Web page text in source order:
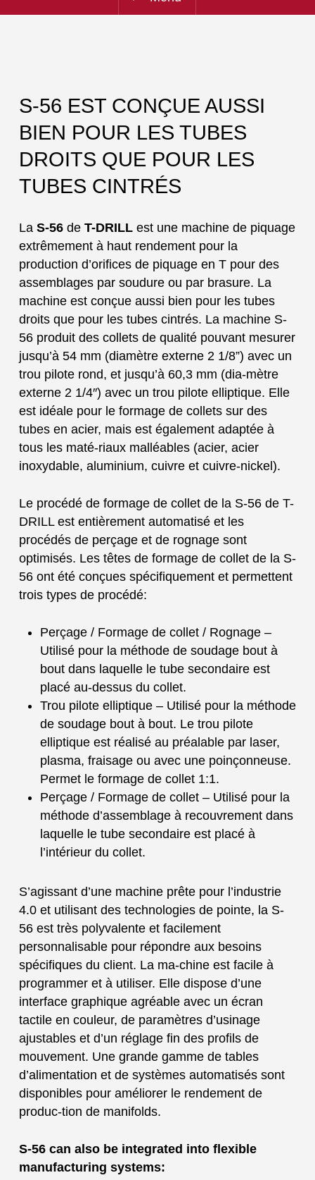
S-56 EST CONÇUE AUSSI
BIEN POUR LES TUBES
DROITS QUE POUR LES
TUBES CINTRÉS
La S-56deT-DRILLest une machine de piquage
extrêmement à haut rendement pour la
production d’orifices de piquage en T pour des
assemblages par soudure ou par brasure. La
machine est conçue aussi bien pour les tubes
droits que pour les tubes cintrés. La machine S-
56 produit des collets de qualité pouvant mesurer
jusqu’à 54 mm (diamètre externe 2 1/8”) avec un
trou pilote rond, et jusqu’à 60,3 mm (dia-mètre
externe 2 1/4″) avec un trou pilote elliptique. Elle
est idéale pour le formage de collets sur des
tubes en acier, mais est également adaptée à
tous les maté-riaux malléables (acier, acier
inoxydable, aluminium, cuivre et cuivre-nickel).
Le procédé de formage de collet de la S-56 de T-
DRILL est entièrement automatisé et les
procédés de perçage et de rognage sont
optimisés. Les têtes de formage de collet de la S-
56 ont été conçues spécifiquement et permettent
trois types de procédé:
Perçage / Formage de collet / Rognage –
Utilisé pour la méthode de soudage bout à
bout dans laquelle le tube secondaire est
placé au-dessus du collet.
Trou pilote elliptique – Utilisé pour la méthode
de soudage bout à bout. Le trou pilote
elliptique est réalisé au préalable par laser,
plasma, fraisage ou avec une poinçonneuse.
Permet le formage de collet 1:1.
Perçage / Formage de collet – Utilisé pour la
méthode d’assemblage à recouvrement dans
laquelle le tube secondaire est placé à
l’intérieur du collet.
S’agissant d’une machine prête pour l’industrie
4.0 et utilisant des technologies de pointe, la S-
56 est très polyvalente et facilement
personnalisable pour répondre aux besoins
spécifiques du client. La ma-chine est facile à
programmer et à utiliser. Elle dispose d’une
interface graphique agréable avec un écran
tactile en couleur, de paramètres d’usinage
ajustables et d’un réglage fin des profils de
mouvement. Une grande gamme de tables
d’alimentation et de systèmes automatisés sont
disponibles pour améliorer le rendement de
produc-tion de manifolds.
S-56 can also be integrated into flexible
manufacturing systems: